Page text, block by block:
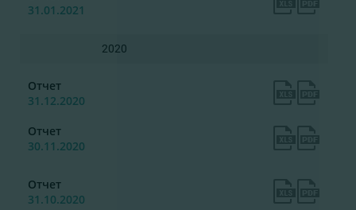
31.01.2021
2020
Отчет
31.12.2020
Отчет
30.11.2020
Отчет
31.10.2020